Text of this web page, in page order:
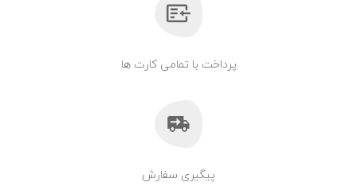
پرداخت با تمامی کارت ها
پیگیری سفارش